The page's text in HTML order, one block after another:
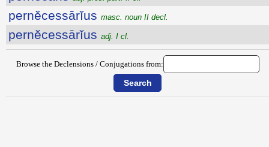
pernĕcessārĭus masc. noun II decl.
pernĕcessārĭus adj. I cl.
Browse the Declensions / Conjugations from: